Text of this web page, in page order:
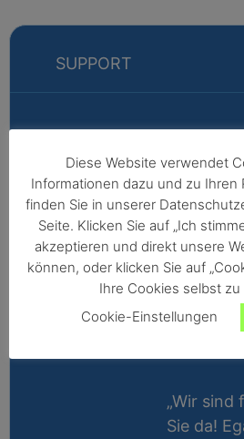
SUPPORT
Markus
Fabian
Afrika,
„Wir sind
Sie da!
Diese Website verwendet
Informationen dazu und zu Ihren
finden Sie in unserer
Seite. Klicken Sie auf „Ich
akzeptieren und direkt unsere
können, oder klicken Sie auf
Ihre Cookies selbst
Cookie-Einstellungen